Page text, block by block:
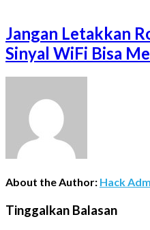
Jangan Letakkan
Sinyal WiFi Bisa
About the Author: Hack Adm
Tinggalkan Balasan